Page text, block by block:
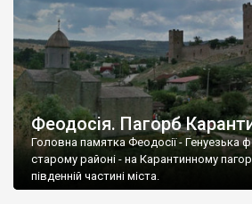
Феодосія. Пагорб
Головна памятка Феодосії - Генуезька
старому районі - на Карантинному
південній частині міста.